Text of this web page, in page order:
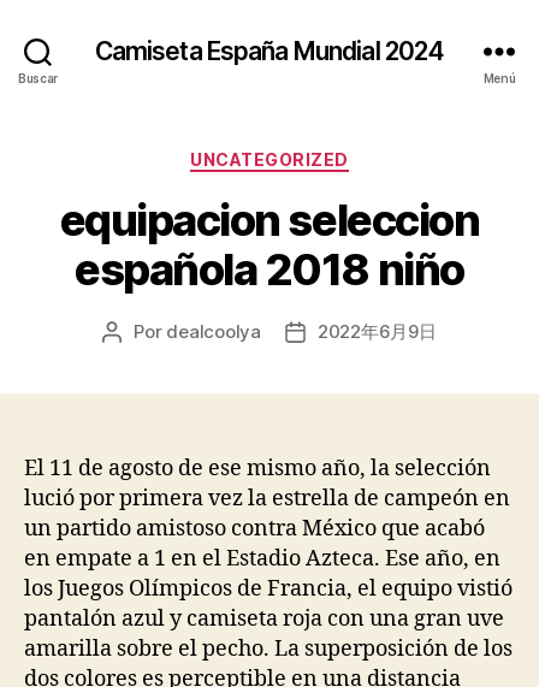
Buscar
Camiseta España Mundial 2024
Menú
Categorías
UNCATEGORIZED
equipacion seleccion
española 2018 niño
Autor
Por dealcoolya
Fecha2022年6月9日
El 11 de agosto de ese mismo año, la selección
lució por primera vez la estrella de campeón en
un partido amistoso contra México que acabó
en empate a 1 en el Estadio Azteca. Ese año, en
los Juegos Olímpicos de Francia, el equipo vistió
pantalón azul y camiseta roja con una gran uve
amarilla sobre el pecho. La superposición de los
dos colores es perceptible en una distancia